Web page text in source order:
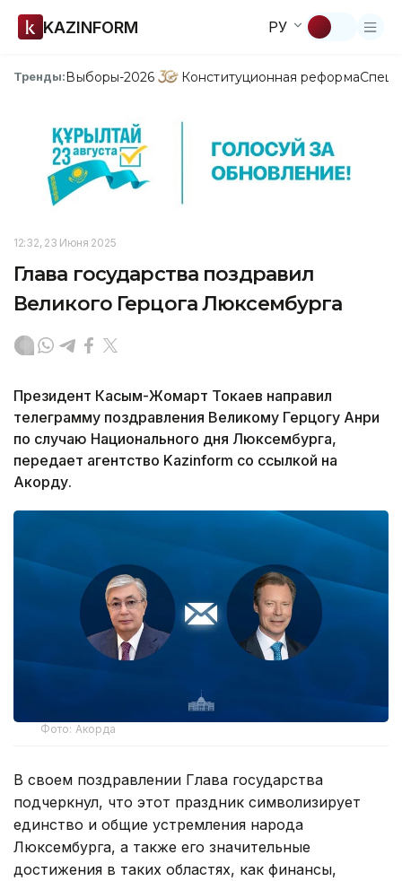
KAZINFORM РУ
Тренды:Выборы-2026 Конституционная реформа
12:32, 23 Июня 2025
Глава государства поздравил
Великого Герцога Люксембурга
Президент Касым-Жомарт Токаев направил
телеграмму поздравления Великому Герцогу Анри
по случаю Национального дня Люксембурга,
передает агентство Kazinform со ссылкой на
Акорду.
Фото: Акорда
В своем поздравлении Глава государства
подчеркнул, что этот праздник символизирует
единство и общие устремления народа
Люксембурга, а также его значительные
достижения в таких областях, как финансы,